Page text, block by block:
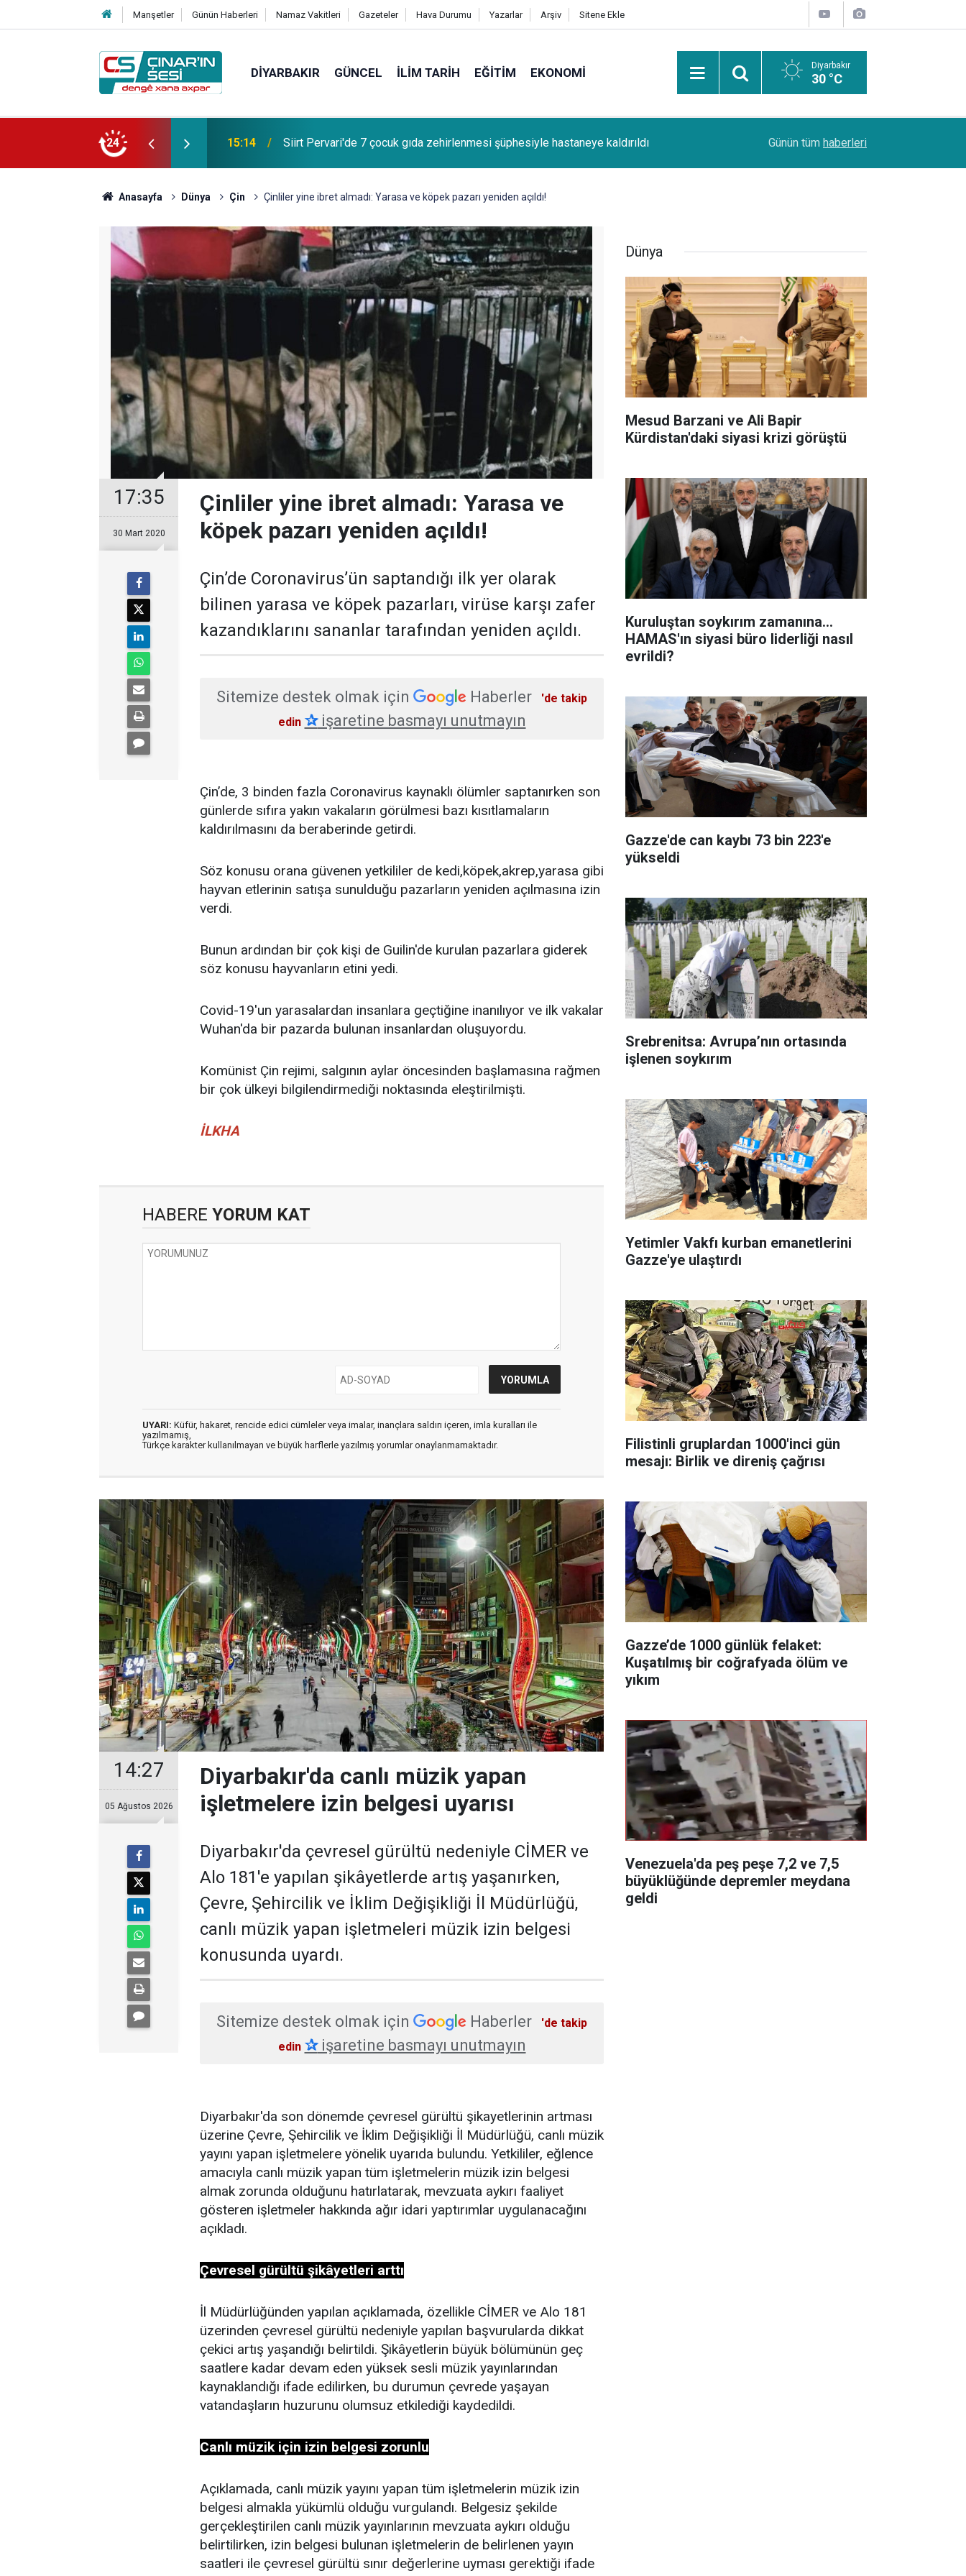
Manşetler Günün Haberleri Namaz Vakitleri Gazeteler Hava Durumu Yazarlar Arşiv Sitene Ekle
DIYARBAKIR GÜNCEL İLIM TARIH EĞITIM EKONOMI Diyarbakır
30 °C
24
şüphesiyle hastaneye kaldırıldı 14:27 Diyarbakır'da canlı müzik yapan işletmelere izin belgesi uyarısı Şanlıurfa Bozova'da aranan hükümlü yakalandı
Günün tüm haberleri
Anasayfa Dünya Çin Çinliler yine ibret almadı: Yarasa ve köpek pazarı yeniden açıldı!
17:35
30 Mart 2020
Çinliler yine ibret almadı: Yarasa ve
köpek pazarı yeniden açıldı!
​Çin’de Coronavirus’ün saptandığı ilk yer olarak
bilinen yarasa ve köpek pazarları, virüse karşı zafer
kazandıklarını sananlar tarafından yeniden açıldı.
Sitemize destek olmak için Haberler
'de takip
edin ✰işaretine basmayı unutmayın
Çin’de, 3 binden fazla Coronavirus kaynaklı ölümler saptanırken son
günlerde sıfıra yakın vakaların görülmesi bazı kısıtlamaların
kaldırılmasını da beraberinde getirdi.
Söz konusu orana güvenen yetkililer de kedi,köpek,akrep,yarasa gibi
hayvan etlerinin satışa sunulduğu pazarların yeniden açılmasına izin
verdi.
Bunun ardından bir çok kişi de Guilin'de kurulan pazarlara giderek
söz konusu hayvanların etini yedi.
Covid-19'un yarasalardan insanlara geçtiğine inanılıyor ve ilk vakalar
Wuhan'da bir pazarda bulunan insanlardan oluşuyordu.
Komünist Çin rejimi, salgının aylar öncesinden başlamasına rağmen
bir çok ülkeyi bilgilendirmediği noktasında eleştirilmişti.
İLKHA
HABERE YORUM KAT
UYARI: Küfür, hakaret, rencide edici cümleler veya imalar, inançlara saldırı içeren, imla kuralları ile
yazılmamış,
Türkçe karakter kullanılmayan ve büyük harflerle yazılmış yorumlar onaylanmamaktadır.
14:27
05 Ağustos 2026
Diyarbakır'da canlı müzik yapan
işletmelere izin belgesi uyarısı
Diyarbakır'da çevresel gürültü nedeniyle CİMER ve
Alo 181'e yapılan şikâyetlerde artış yaşanırken,
Çevre, Şehircilik ve İklim Değişikliği İl Müdürlüğü,
canlı müzik yapan işletmeleri müzik izin belgesi
konusunda uyardı.
Sitemize destek olmak için Haberler
'de takip
edin ✰işaretine basmayı unutmayın
Diyarbakır'da son dönemde çevresel gürültü şikayetlerinin artması
üzerine Çevre, Şehircilik ve İklim Değişikliği İl Müdürlüğü, canlı müzik
yayını yapan işletmelere yönelik uyarıda bulundu. Yetkililer, eğlence
amacıyla canlı müzik yapan tüm işletmelerin müzik izin belgesi
almak zorunda olduğunu hatırlatarak, mevzuata aykırı faaliyet
gösteren işletmeler hakkında ağır idari yaptırımlar uygulanacağını
açıkladı.
Çevresel gürültü şikâyetleri arttı
İl Müdürlüğünden yapılan açıklamada, özellikle CİMER ve Alo 181
üzerinden çevresel gürültü nedeniyle yapılan başvurularda dikkat
çekici artış yaşandığı belirtildi. Şikâyetlerin büyük bölümünün geç
saatlere kadar devam eden yüksek sesli müzik yayınlarından
kaynaklandığı ifade edilirken, bu durumun çevrede yaşayan
vatandaşların huzurunu olumsuz etkilediği kaydedildi.
Canlı müzik için izin belgesi zorunlu
Açıklamada, canlı müzik yayını yapan tüm işletmelerin müzik izin
belgesi almakla yükümlü olduğu vurgulandı. Belgesiz şekilde
gerçekleştirilen canlı müzik yayınlarının mevzuata aykırı olduğu
belirtilirken, izin belgesi bulunan işletmelerin de belirlenen yayın
saatleri ile çevresel gürültü sınır değerlerine uyması gerektiği ifade
Dünya
Mesud Barzani ve Ali Bapir
Kürdistan'daki siyasi krizi görüştü
Kuruluştan soykırım zamanına...
HAMAS'ın siyasi büro liderliği nasıl
evrildi?
Gazze'de can kaybı 73 bin 223'e
yükseldi
Srebrenitsa: Avrupa’nın ortasında
işlenen soykırım
Yetimler Vakfı kurban emanetlerini
Gazze'ye ulaştırdı
Filistinli gruplardan 1000'inci gün
mesajı: Birlik ve direniş çağrısı
Gazze’de 1000 günlük felaket:
Kuşatılmış bir coğrafyada ölüm ve
yıkım
Venezuela'da peş peşe 7,2 ve 7,5
büyüklüğünde depremler meydana
geldi